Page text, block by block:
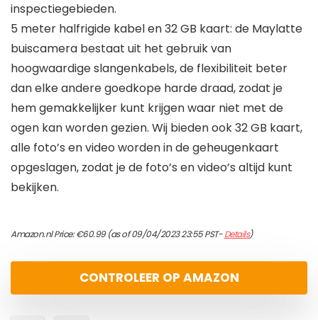
inspectiegebieden.
5 meter halfrigide kabel en 32 GB kaart: de Maylatte
buiscamera bestaat uit het gebruik van
hoogwaardige slangenkabels, de flexibiliteit beter
dan elke andere goedkope harde draad, zodat je
hem gemakkelijker kunt krijgen waar niet met de
ogen kan worden gezien. Wij bieden ook 32 GB kaart,
alle foto’s en video worden in de geheugenkaart
opgeslagen, zodat je de foto’s en video’s altijd kunt
bekijken.
Amazon.nl Price:€60.99(as of 09/04/2023 23:55 PST-Details)
CONTROLEER OP AMAZON